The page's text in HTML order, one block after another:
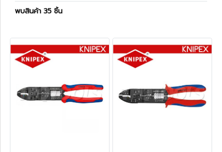
พบสินค้า 35 ชิ้น